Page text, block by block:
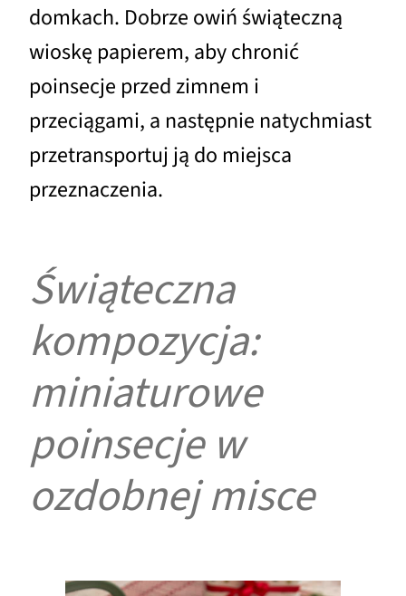
domkach. Dobrze owiń świąteczną
wioskę papierem, aby chronić
poinsecje przed zimnem i
przeciągami, a następnie natychmiast
przetransportuj ją do miejsca
przeznaczenia.
Świąteczna
kompozycja:
miniaturowe
poinsecje w
ozdobnej misce